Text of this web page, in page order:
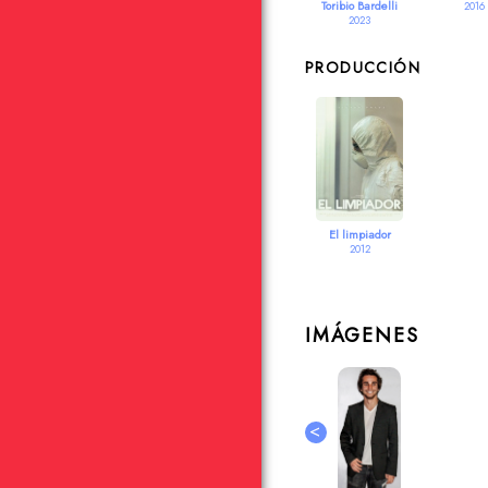
Toribio Bardelli
2023
2016
PRODUCCIÓN
El limpiador
2012
IMÁGENES
<